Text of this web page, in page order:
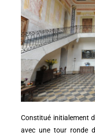
Constitué initialement
avec une tour ronde